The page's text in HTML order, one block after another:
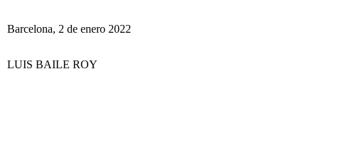
Barcelona, 2 de enero 2022
LUIS BAILE ROY